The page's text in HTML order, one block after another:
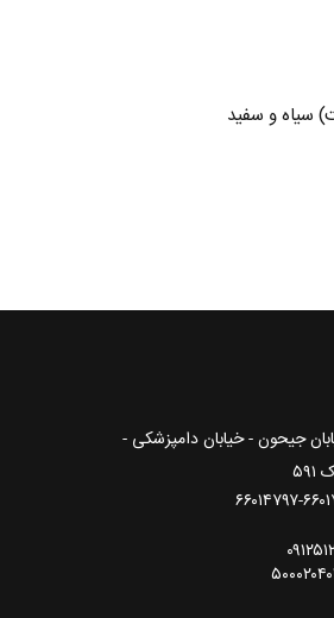
سیاه و سفید
جیحون - خیابان دامپزشکی -